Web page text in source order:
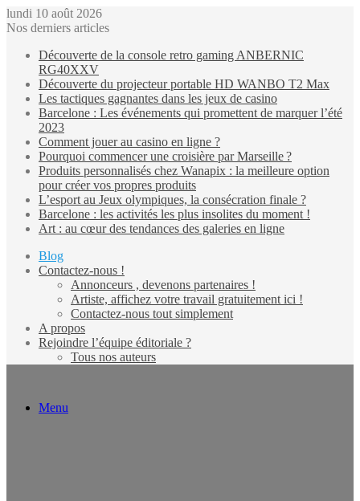
lundi 10 août 2026
Nos derniers articles
Découverte de la console retro gaming ANBERNIC
RG40XXV
Découverte du projecteur portable HD WANBO T2 Max
Les tactiques gagnantes dans les jeux de casino
Barcelone : Les événements qui promettent de marquer l’été
2023
Comment jouer au casino en ligne ?
Pourquoi commencer une croisière par Marseille ?
Produits personnalisés chez Wanapix : la meilleure option
pour créer vos propres produits
L’esport au Jeux olympiques, la consécration finale ?
Barcelone : les activités les plus insolites du moment !
Art : au cœur des tendances des galeries en ligne
Blog
Contactez-nous !
Annonceurs , devenons partenaires !
Artiste, affichez votre travail gratuitement ici !
Contactez-nous tout simplement
A propos
Rejoindre l’équipe éditoriale ?
Tous nos auteurs
Menu